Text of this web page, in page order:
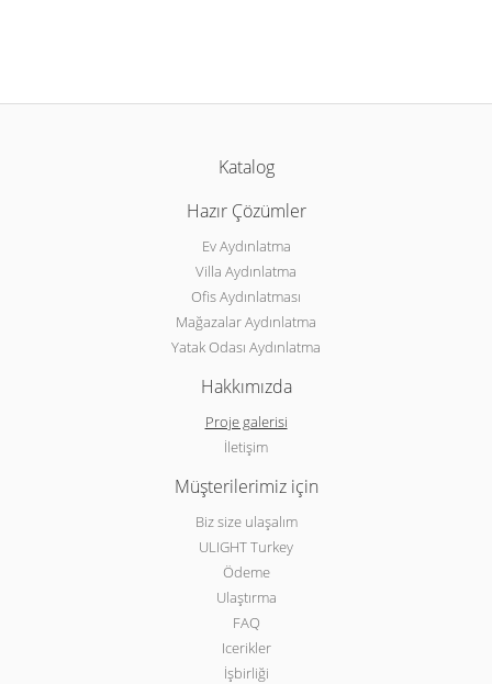
Katalog
Hazır Çözümler
Ev Aydınlatma
Villa Aydınlatma
Ofis Aydınlatması
Mağazalar Aydınlatma
Yatak Odası Aydınlatma
Hakkımızda
Proje galerisi
İletişim
Müşterilerimiz için
Biz size ulaşalım
ULIGHT Turkey
Ödeme
Ulaştırma
FAQ
Icerikler
İşbirliği